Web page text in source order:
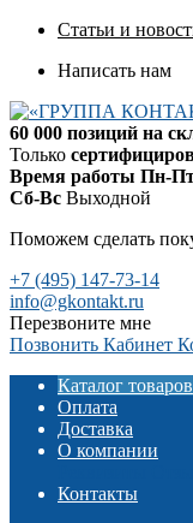
Статьи и
Написать нам
60 000 позиций на
Только
Время работы Пн-
Сб-Вс Выходной
Поможем сделать
+7 (495) 147-73-14
info@gkontakt.ru
Перезвоните мне
Позвонить Кабинет
Каталог товаров
Оплата
Доставка
О компании
Контакты